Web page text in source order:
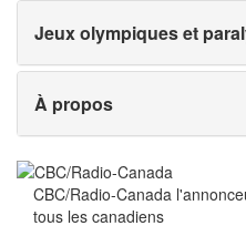
Jeux olympiques et
À propos
CBC/Radio-Canada
tous les canadiens